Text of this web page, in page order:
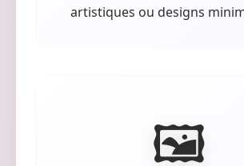
artistiques ou designs
🖼️